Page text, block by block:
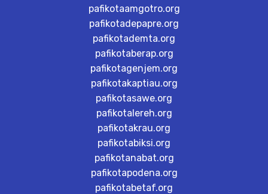
pafikotaamgotro.org
pafikotadepapre.org
pafikotademta.org
pafikotaberap.org
pafikotagenjem.org
pafikotakaptiau.org
pafikotasawe.org
pafikotalereh.org
pafikotakrau.org
pafikotabiksi.org
pafikotanabat.org
pafikotapodena.org
pafikotabetaf.org